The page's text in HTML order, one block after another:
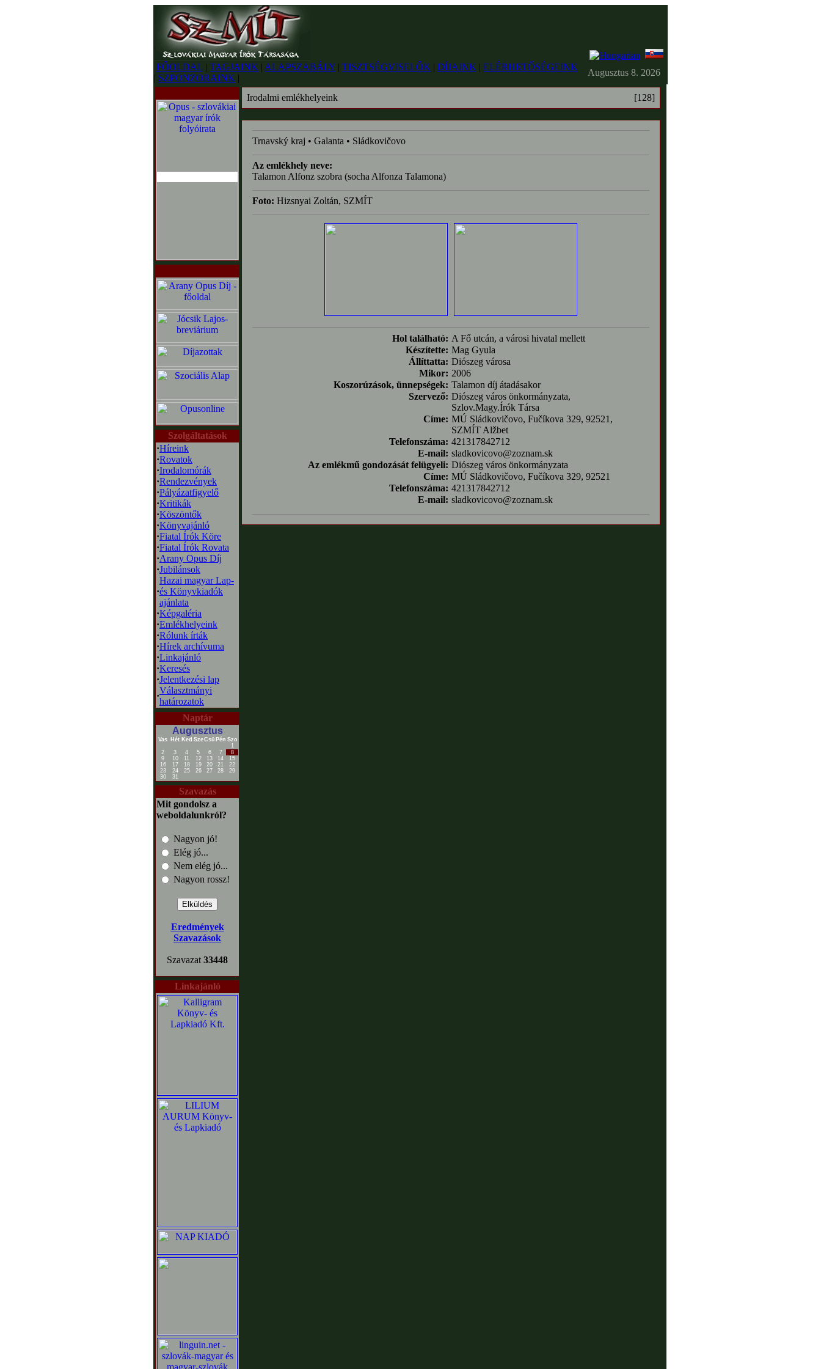
FŐOLDAL | TAGJAINK | ALAPSZABÁLY | TISZTSÉGVISELŐK | DÍJAINK | ELÉRHETŐSÉGEINK
| SZPONZORAINK |
Augusztus 8. 2026
Szolgáltatások
·Híreink
·Rovatok
·Irodalomórák
·Rendezvények
·Pályázatfigyelő
·Kritikák
·Köszöntők
·Könyvajánló
·Fiatal Írók Köre
·Fiatal Írók Rovata
·Arany Opus Díj
·Jubilánsok
·
Hazai magyar Lap-
és Könyvkiadók
ajánlata
·Képgaléria
·Emlékhelyeink
·Rólunk írták
·Hírek archívuma
·Linkajánló
·Keresés
·Jelentkezési lap
·
Választmányi
határozatok
Naptár
Augusztus
Vas Hét Ked SzeCsü Pén Szo
1
2
3 4 5 6 7
8
9
10 11 12 13 14
15
16
17 18 19 20 21
22
23
24 25 26 27 28
29
30
31
Szavazás
Mit gondolsz a
weboldalunkról?
Nagyon jó!
Elég jó...
Nem elég jó...
Nagyon rossz!
Eredmények
Szavazások
Szavazat 33448
Linkajánló
Irodalmi emlékhelyeink [128]
Trnavský kraj • Galanta • Sládkovičovo
Az emlékhely neve:
Talamon Alfonz szobra (socha Alfonza Talamona)
Foto: Hizsnyai Zoltán, SZMÍT
Hol található: A Fő utcán, a városi hivatal mellett
Készítette: Mag Gyula
Állíttatta: Diószeg városa
Mikor: 2006
Koszorúzások, ünnepségek: Talamon díj átadásakor
Szervező: Diószeg város önkormányzata,
Szlov.Magy.Írók Társa
Címe: MÚ Sládkovičovo, Fučíkova 329, 92521,
SZMÍT Alžbet
Telefonszáma: 421317842712
E-mail: sladkovicovo@zoznam.sk
Az emlékmű gondozását felügyeli: Diószeg város önkormányzata
Címe: MÚ Sládkovičovo, Fučíkova 329, 92521
Telefonszáma: 421317842712
E-mail: sladkovicovo@zoznam.sk